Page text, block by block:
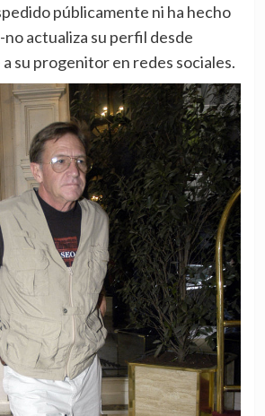
públicamente ni ha hecho
no actualiza su perfil desde
su progenitor en redes sociales.